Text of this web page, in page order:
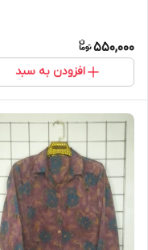
550,000
افزودن به سبد